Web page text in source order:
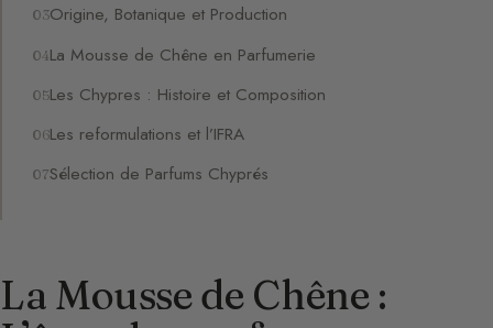
Origine, Botanique et Production
La Mousse de Chêne en Parfumerie
Les Chypres : Histoire et Composition
Les reformulations et l’IFRA
Sélection de Parfums Chyprés
La Mousse de Chêne :